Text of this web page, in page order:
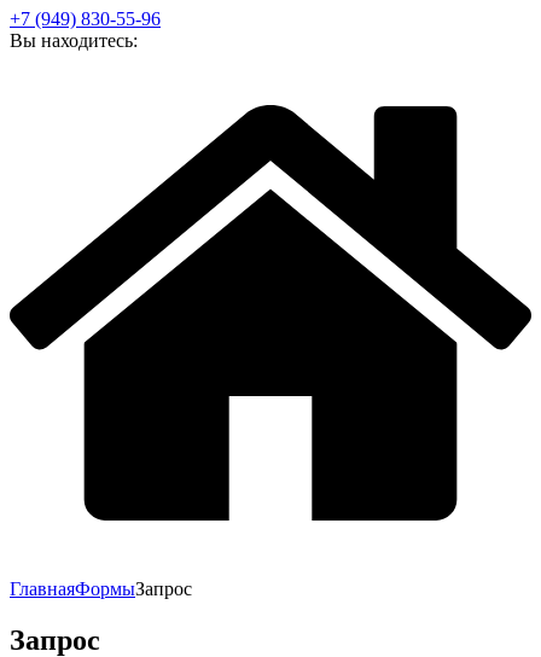
+7 (949) 830-55-96
Вы находитесь:
ГлавнаяФормыЗапрос
Запрос